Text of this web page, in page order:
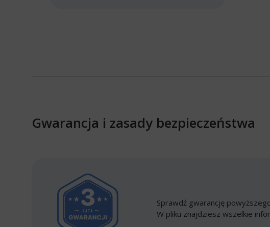
Gwarancja i zasady bezpieczeństwa
Sprawdź gwarancję
W pliku znajdziesz wszelkie